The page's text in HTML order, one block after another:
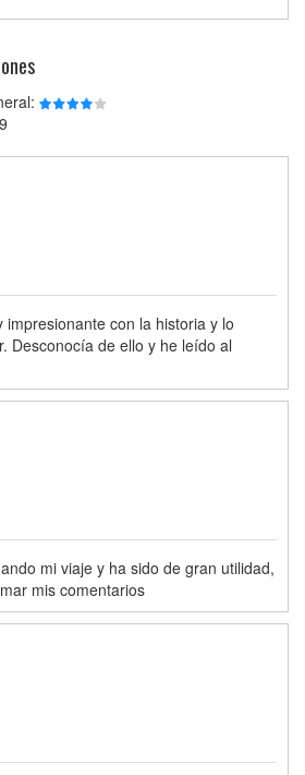
impresionante con la historia y lo
Desconocía de ello y he leído al
mi viaje y ha sido de gran utilidad,
mis comentarios